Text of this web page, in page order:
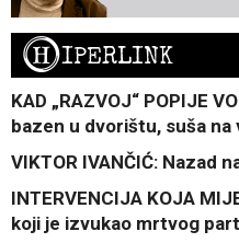
HIPERLINK
KAD „RAZVOJ“ POPIJE
bazen u dvorištu, suša na
VIKTOR IVANČIĆ: Nazad
INTERVENCIJA KOJA
koji je izvukao mrtvog